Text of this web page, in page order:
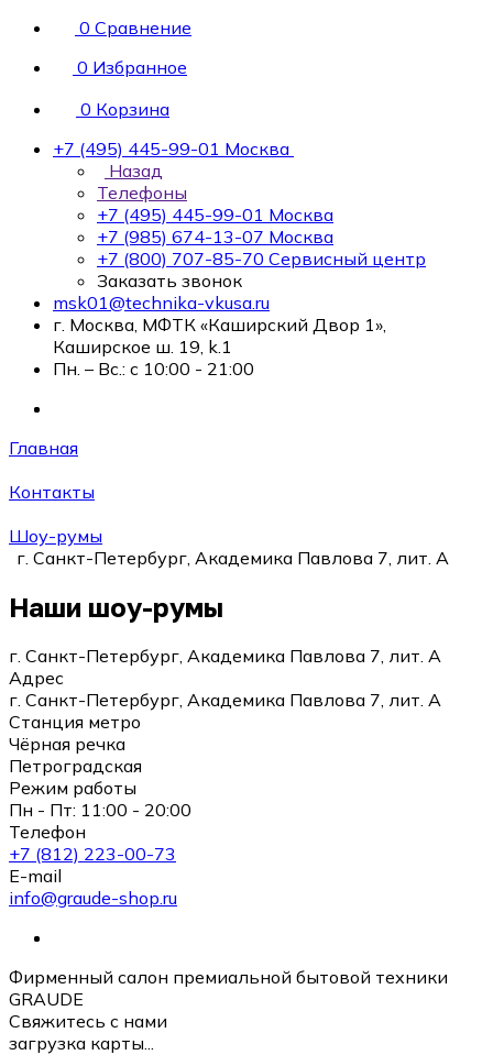
0 Сравнение
0 Избранное
0 Корзина
+7 (495) 445-99-01 Москва
Назад
Телефоны
+7 (495) 445-99-01 Москва
+7 (985) 674-13-07 Москва
+7 (800) 707-85-70 Сервисный центр
Заказать звонок
msk01@technika-vkusa.ru
г. Москва, МФТК «Каширский Двор 1»,
Каширское ш. 19, k.1
Пн. – Вс.: с 10:00 - 21:00
Главная
Контакты
Шоу-румы
г. Санкт-Петербург, Академика Павлова 7, лит. А
Наши шоу-румы
г. Санкт-Петербург, Академика Павлова 7, лит. А
Адрес
г. Санкт-Петербург, Академика Павлова 7, лит. А
Станция метро
Чёрная речка
Петроградская
Режим работы
Пн - Пт: 11:00 - 20:00
Телефон
+7 (812) 223-00-73
E-mail
info@graude-shop.ru
Фирменный салон премиальной бытовой техники
GRAUDE
Свяжитесь с нами
загрузка карты...